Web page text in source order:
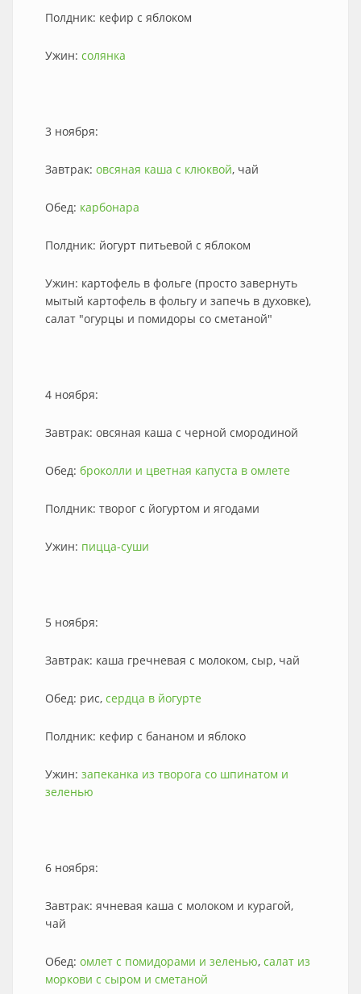
Полдник: кефир с яблоком
Ужин: солянка
3 ноября:
Завтрак: овсяная каша с клюквой, чай
Обед: карбонара
Полдник: йогурт питьевой с яблоком
Ужин: картофель в фольге (просто завернуть
мытый картофель в фольгу и запечь в духовке),
салат "огурцы и помидоры со сметаной"
4 ноября:
Завтрак: овсяная каша с черной смородиной
Обед: броколли и цветная капуста в омлете
Полдник: творог с йогуртом и ягодами
Ужин: пицца-суши
5 ноября:
Завтрак: каша гречневая с молоком, сыр, чай
Обед: рис, сердца в йогурте
Полдник: кефир с бананом и яблоко
Ужин: запеканка из творога со шпинатом и
зеленью
6 ноября:
Завтрак: ячневая каша с молоком и курагой,
чай
Обед: омлет с помидорами и зеленью, салат из
моркови с сыром и сметаной